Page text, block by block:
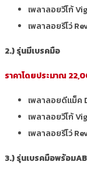
เพลาลอยวีโก้
เพลาลอยรีโว่
2.) รุ่นมีเบรคมือ
ราคาโดยประมาณ
เพลาลอยดีแม็ค
เพลาลอยวีโก้
เพลาลอยรีโว่
3.) รุ่นเบรคมือพร้อม